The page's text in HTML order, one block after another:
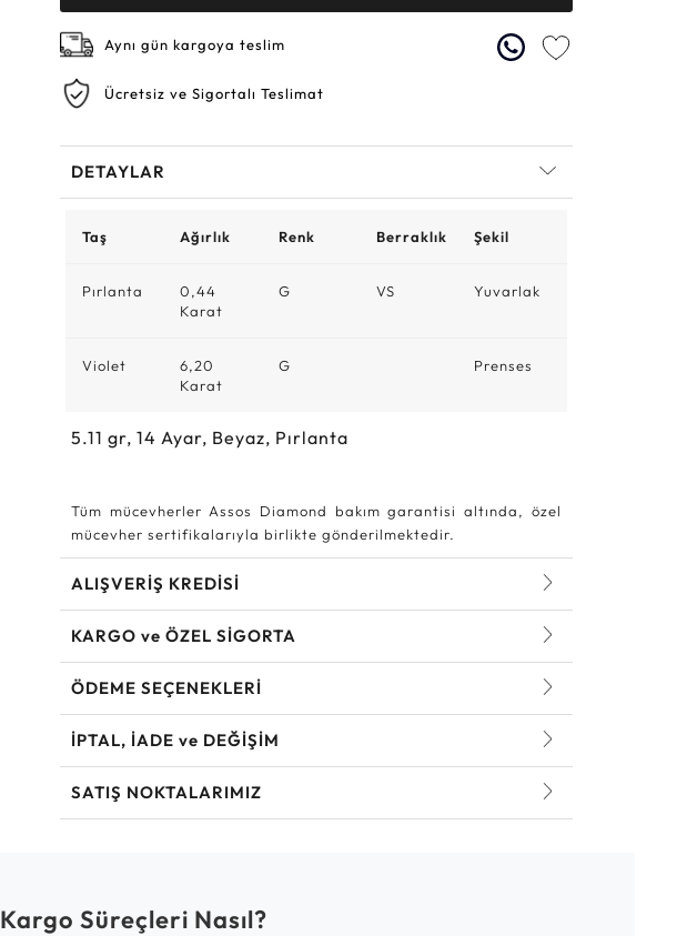
Aynı gün kargoya teslim
Ücretsiz ve Sigortalı Teslimat
DETAYLAR
Taş Ağırlık Renk Berraklık Şekil
Pırlanta
0,44
Karat
G VS Yuvarlak
Violet
6,20
Karat
G Prenses
5.11gr,14Ayar, Beyaz, Pırlanta
Tüm mücevherler Assos Diamond bakım garantisi altında, özel
mücevher sertifikalarıyla birlikte gönderilmektedir.
ALIŞVERİŞ KREDİSİ
KARGO ve ÖZEL SİGORTA
ÖDEME SEÇENEKLERİ
İPTAL, İADE ve DEĞİŞİM
SATIŞ NOKTALARIMIZ
Kargo Süreçleri Nasıl?